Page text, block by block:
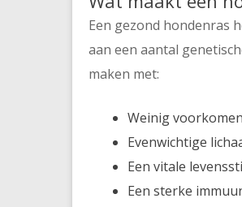
Een gezond hondenras
aan een aantal
maken met:
Weinig
Evenwichtige
Een vitale
Een sterke